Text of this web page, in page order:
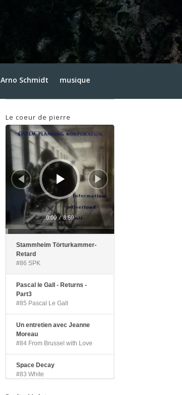
Arno Schmidt
musique
Archives
Le coeur de pierre
Lecteur
audio
0:00 / 8:59
Stammheim Törturkammer-
Retard
#86 SPK
Pascal le Gall - Returns -
Part3
#85 Pascal Le Gall
Un entretien avec Jeanne
Moreau
#84 From Brussel with Love
Space Decay
#83 White